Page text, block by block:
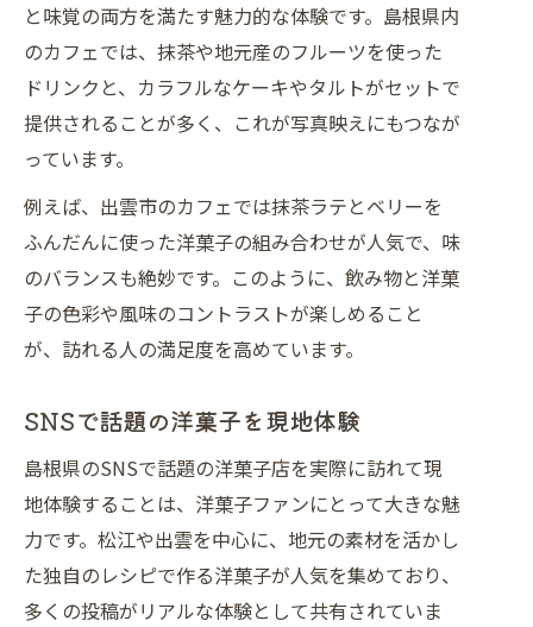
と味覚の両方を満たす魅力的な体験です。島根県内
のカフェでは、抹茶や地元産のフルーツを使った
ドリンクと、カラフルなケーキやタルトがセットで
提供されることが多く、これが写真映えにもつなが
っています。
例えば、出雲市のカフェでは抹茶ラテとベリーを
ふんだんに使った洋菓子の組み合わせが人気で、味
のバランスも絶妙です。このように、飲み物と洋菓
子の色彩や風味のコントラストが楽しめること
が、訪れる人の満足度を高めています。
SNSで話題の洋菓子を現地体験
島根県のSNSで話題の洋菓子店を実際に訪れて現
地体験することは、洋菓子ファンにとって大きな魅
力です。松江や出雲を中心に、地元の素材を活かし
た独自のレシピで作る洋菓子が人気を集めており、
多くの投稿がリアルな体験として共有されていま